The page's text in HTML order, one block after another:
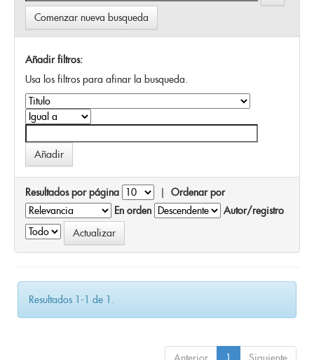
Comenzar nueva busqueda
Añadir filtros:
Usa los filtros para afinar la busqueda.
Resultados por página | Ordenar por
En orden
Autor/registro
Resultados 1-1 de 1.